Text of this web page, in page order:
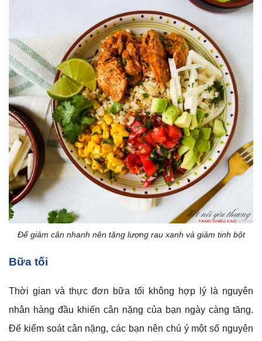
Để giảm cân nhanh nên tăng lượng rau xanh và giảm tinh bột
Bữa tối
Thời gian và thực đơn bữa tối không hợp lý là nguyên
nhân hàng đầu khiến cân nặng của bạn ngày càng tăng.
Để kiểm soát cân nặng, các bạn nên chú ý một số nguyên